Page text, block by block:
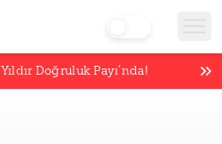
Yıldır Doğruluk Payı’nda!